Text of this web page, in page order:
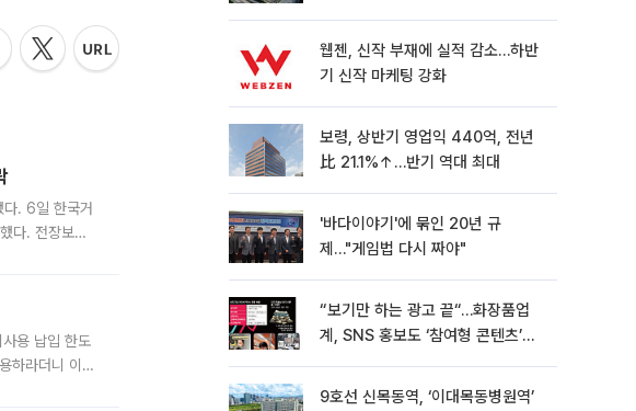
다. 6일 한국거
다. 전장보다
용 납입 한도
하라더니 이제
웹젠, 신작 부재에 실적 감소…하반
기 신작 마케팅 강화
보령, 상반기 영업익 440억, 전년
比 21.1%↑…반기 역대 최대
'바다이야기'에 묶인 20년 규
제…"게임법 다시 짜야"
“보기만 하는 광고 끝“…화장품업
계, SNS 홍보도 ‘참여형 콘텐츠’로
9호선 신목동역, ‘이대목동병원역’